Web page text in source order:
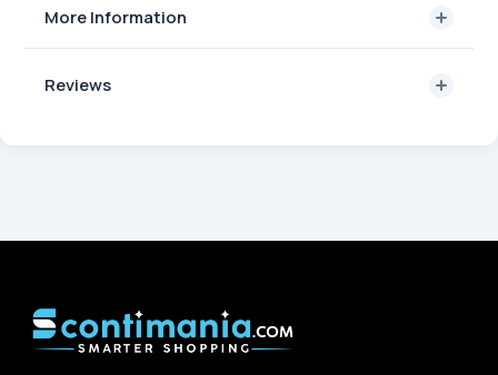
More Information
Reviews